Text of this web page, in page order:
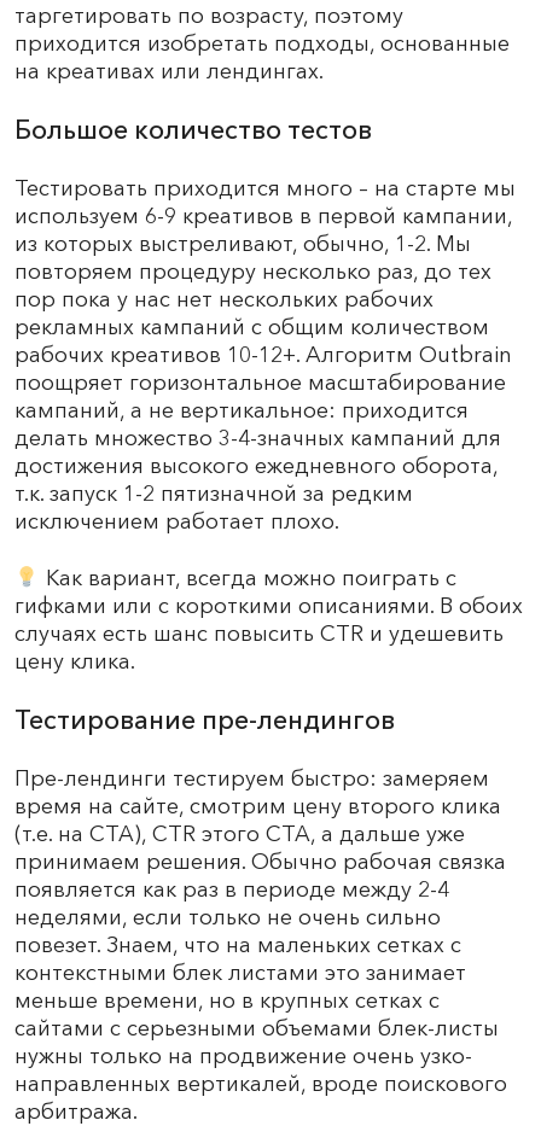
таргетировать по возрасту, поэтому
приходится изобретать подходы, основанные
на креативах или лендингах.
Большое количество тестов
Тестировать приходится много – на старте мы
используем 6-9 креативов в первой кампании,
из которых выстреливают, обычно, 1-2. Мы
повторяем процедуру несколько раз, до тех
пор пока у нас нет нескольких рабочих
рекламных кампаний с общим количеством
рабочих креативов 10-12+. Алгоритм Outbrain
поощряет горизонтальное масштабирование
кампаний, а не вертикальное: приходится
делать множество 3-4-значных кампаний для
достижения высокого ежедневного оборота,
т.к. запуск 1-2 пятизначной за редким
исключением работает плохо.
Как вариант, всегда можно поиграть с
гифками или с короткими описаниями. В обоих
случаях есть шанс повысить CTR и удешевить
цену клика.
Тестирование пре-лендингов
Пре-лендинги тестируем быстро: замеряем
время на сайте, смотрим цену второго клика
(т.е. на CTA), CTR этого CTA, а дальше уже
принимаем решения. Обычно рабочая связка
появляется как раз в периоде между 2-4
неделями, если только не очень сильно
повезет. Знаем, что на маленьких сетках с
контекстными блек листами это занимает
меньше времени, но в крупных сетках с
сайтами с серьезными объемами блек-листы
нужны только на продвижение очень узко-
направленных вертикалей, вроде поискового
арбитража.